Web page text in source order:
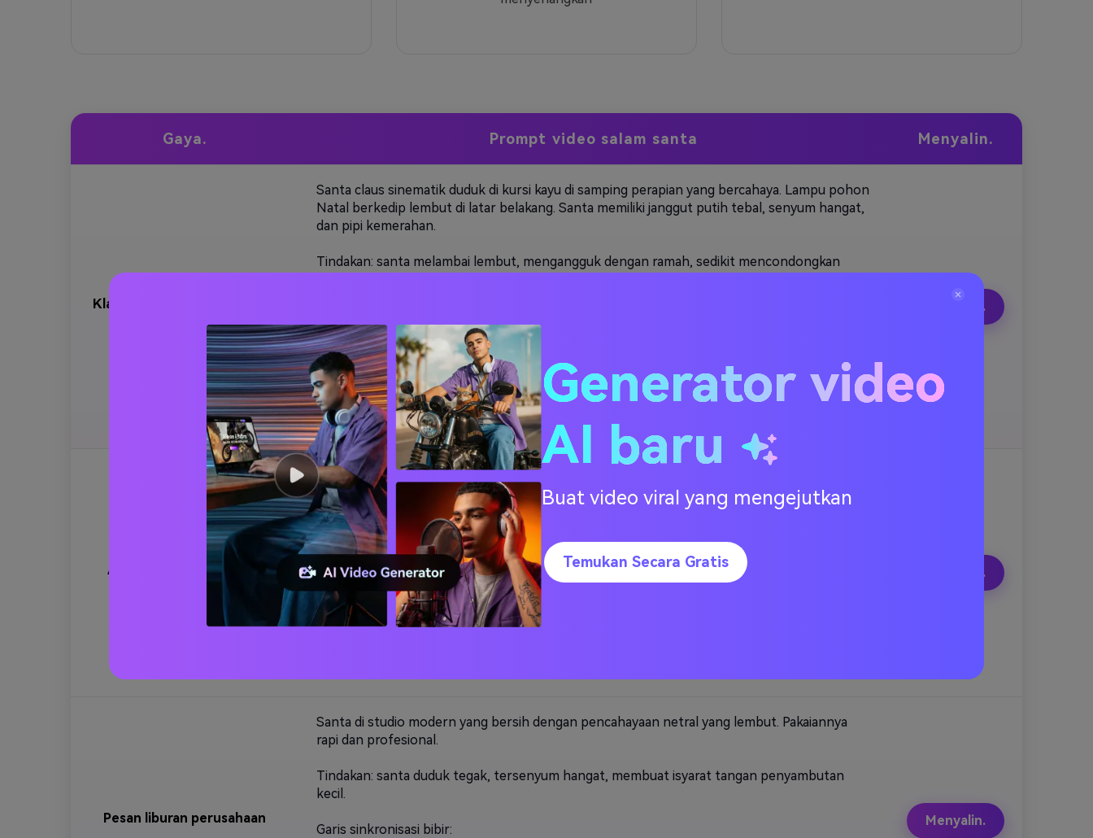
Gaya. Prompt video salam santa Menyalin.
Klasik hangat perapian salam
Santa claus sinematik duduk di kursi kayu di samping perapian yang bercahaya. Lampu pohon
Natal berkedip lembut di latar belakang. Santa memiliki janggut putih tebal, senyum hangat,
dan pipi kemerahan.
Tindakan: santa melambai lembut, mengangguk dengan ramah, sedikit mencondongkan
Ho Ho Ho! Halo, (nama)! Kudengar kamu luar biasa tahun ini, terutama dengan (perbuatan
baik/hobi). Aku sangat bangga padamu! Selamat Natal!
Suasana hati: lampu bokeh yang hangat, nyaman, lembut.
Kamera: tangkapan sedang beralih ke close-up, berakhir dengan santa melambai selamat
tinggal.
Menyalin.
Ajaib Arctic aurora salam
Santa berdiri di ladang Arktik bersalju di bawah langit aurora yang bersinar. Janggutnya
bergerak sedikit mengikuti angin sepoi-sepoi, dan kilauan ajaib muncul di sekelilingnya.
Tindakan: santa membuka tangannya seolah-olah berbagi sihir, lalu membungkuk perlahan
ke arah kamera.
Garis sinkronisasi bibir:
Halo, (nama)! Aku membawa berkah Natal ajaib hanya untukmu dari kutub utara! Aku tahu
kamu suka (hobi). Jaga imajinasi dan kebaikan Anda tetap bersinar! Selamat Natal!
Menyalin.
Pesan liburan perusahaan
Santa di studio modern yang bersih dengan pencahayaan netral yang lembut. Pakaiannya
rapi dan profesional.
Tindakan: santa duduk tegak, tersenyum hangat, membuat isyarat tangan penyambutan
kecil.
Garis sinkronisasi bibir:
Menyalin.
Generator video
AI baru
Buat video viral yang mengejutkan
Temukan Secara Gratis